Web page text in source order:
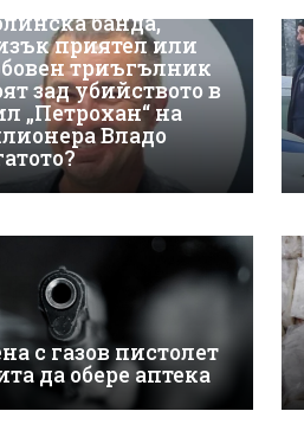
банда,
приятел или
триъгълник
зад убийството в
„Петрохан“ на
Владо
с газов пистолет
да обере аптека